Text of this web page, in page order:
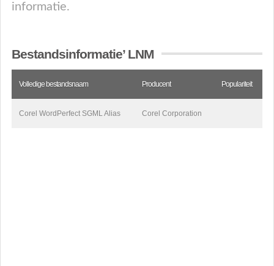
informatie.
Bestandsinformatie’ LNM
Volledige bestandsnaam Producent Populariteit
Corel WordPerfect SGML Alias Corel Corporation